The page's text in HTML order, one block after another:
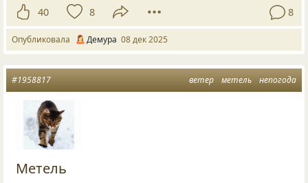
40 8 8
Опубликовала Демура 08 дек 2025
ветер метель непогода
#1958817
Метель